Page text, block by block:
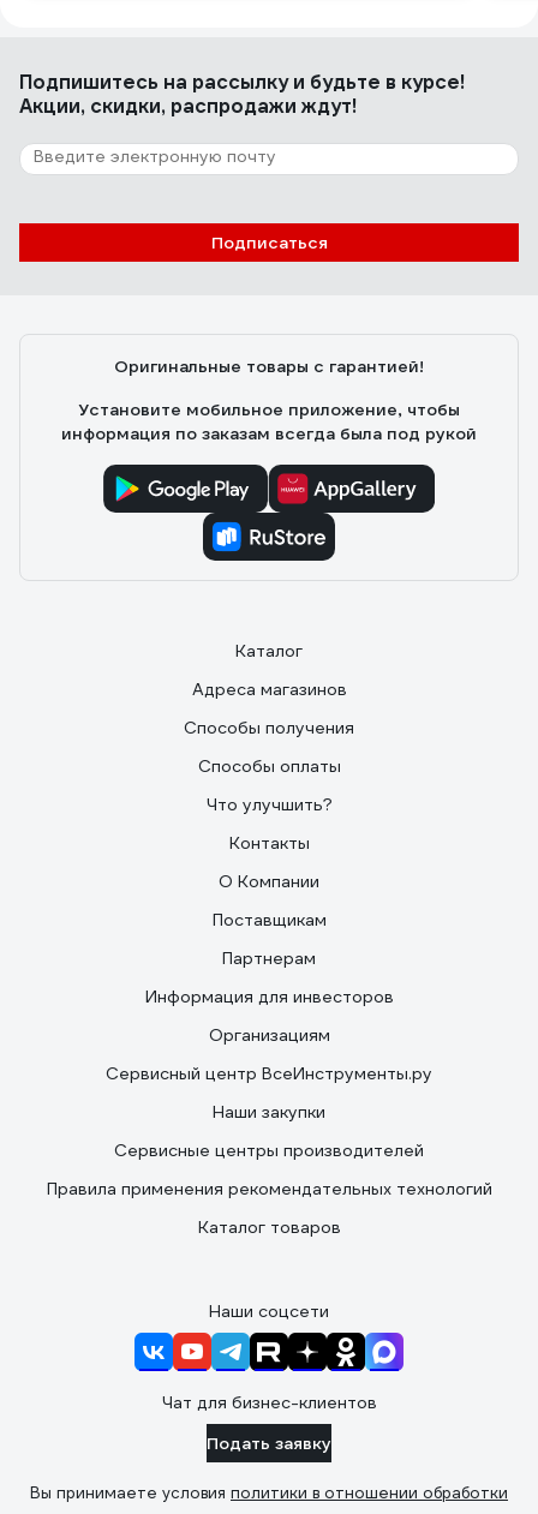
Подпишитесь на рассылкуи будьте в курсе!
Акции, скидки, распродажи ждут!
Подписаться
Оригинальные товары с гарантией!
Установите мобильное приложение, чтобы
информация по заказам всегда была под рукой
Каталог
Адреса магазинов
Способы получения
Способы оплаты
Что улучшить?
Контакты
О Компании
Поставщикам
Партнерам
Информация для инвесторов
Организациям
Сервисный центр ВсеИнструменты.ру
Наши закупки
Сервисные центры производителей
Правила применения рекомендательных технологий
Каталог товаров
Наши соцсети
Чат для бизнес-клиентов
Подать заявку
Вы принимаете условия политики в отношении обработки